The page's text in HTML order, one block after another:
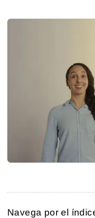
Navega por el